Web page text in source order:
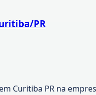
PR
Curitiba PR na